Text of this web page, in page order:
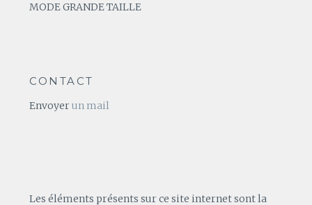
MODE GRANDE TAILLE
CONTACT
Envoyerun mail
Les éléments présents sur ce site internet sont la